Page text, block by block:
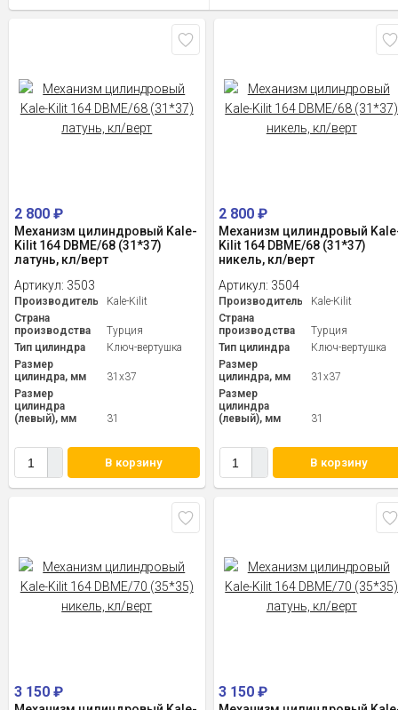
2 800 ₽
Механизм цилиндровый Kale-
Kilit 164 DBME/68 (31*37)
латунь, кл/верт
Артикул: 3503
Производитель
Kale-Kilit
Страна
производства
Турция
Тип цилиндра
Ключ-вертушка
Размер
цилиндра, мм
31x37
Размер
цилиндра
(левый), мм
31
В корзину
2 800₽
Механизм цилиндровый
Kilit 164 DBME/68 (31*37)
никель, кл/верт
Артикул: 3504
Производитель
Kale-Kilit
Страна
производства
Турция
Тип цилиндра
Ключ-вертушка
Размер
цилиндра, мм
31x37
Размер
цилиндра
(левый), мм
31
В корзину
3 150 ₽ 3 150₽